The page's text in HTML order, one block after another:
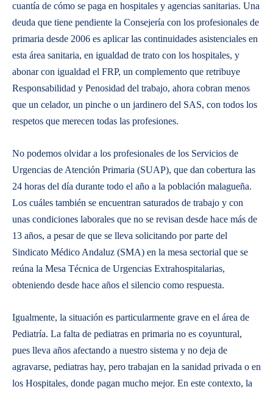
cuantía de cómo se paga en hospitales y agencias sanitarias. Una
deuda que tiene pendiente la Consejería con los profesionales de
primaria desde 2006 es aplicar las continuidades asistenciales en
esta área sanitaria, en igualdad de trato con los hospitales, y
abonar con igualdad el FRP, un complemento que retribuye
Responsabilidad y Penosidad del trabajo, ahora cobran menos
que un celador, un pinche o un jardinero del SAS, con todos los
respetos que merecen todas las profesiones.
No podemos olvidar a los profesionales de los Servicios de
Urgencias de Atención Primaria (SUAP), que dan cobertura las
24 horas del día durante todo el año a la población malagueña.
Los cuáles también se encuentran saturados de trabajo y con
unas condiciones laborales que no se revisan desde hace más de
13 años, a pesar de que se lleva solicitando por parte del
Sindicato Médico Andaluz (SMA) en la mesa sectorial que se
reúna la Mesa Técnica de Urgencias Extrahospitalarias,
obteniendo desde hace años el silencio como respuesta.
Igualmente, la situación es particularmente grave en el área de
Pediatría. La falta de pediatras en primaria no es coyuntural,
pues lleva años afectando a nuestro sistema y no deja de
agravarse, pediatras hay, pero trabajan en la sanidad privada o en
los Hospitales, donde pagan mucho mejor. En este contexto, la